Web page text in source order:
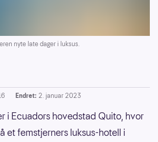
nyte late dager i luksus.
Endret: 2. januar 2023
i Ecuadors hovedstad Quito, hvor
et femstjerners luksus-hotell i